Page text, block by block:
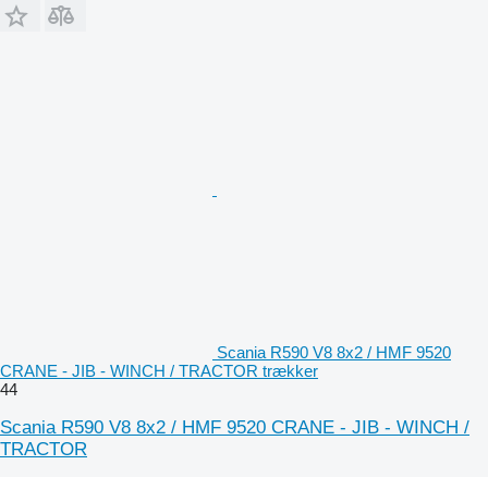
Scania R590 V8 8x2 / HMF 9520
CRANE - JIB - WINCH / TRACTOR trækker
44
Scania R590 V8 8x2 / HMF 9520 CRANE - JIB - WINCH /
TRACTOR